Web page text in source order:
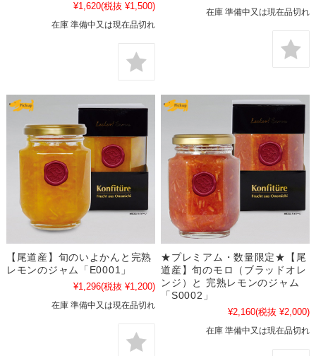
¥1,620(税抜 ¥1,500)
在庫 準備中又は現在品切れ
在庫 準備中又は現在品切れ
【尾道産】旬のいよかんと完熟
レモンのジャム「E0001」
¥1,296(税抜 ¥1,200)
在庫 準備中又は現在品切れ
★プレミアム・数量限定★【尾
道産】旬のモロ（ブラッドオレ
ンジ）と 完熟レモンのジャム
「S0002」
¥2,160(税抜 ¥2,000)
在庫 準備中又は現在品切れ